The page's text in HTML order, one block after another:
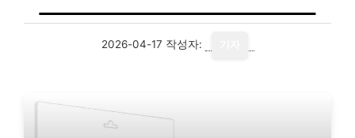
2026-04-17 작성자: